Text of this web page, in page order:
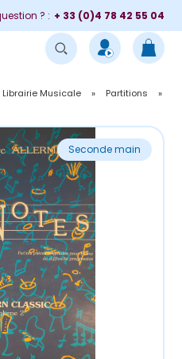
? : + 33 (0)4 78 42 55 04
Librairie Musicale » Partitions
»
Seconde main